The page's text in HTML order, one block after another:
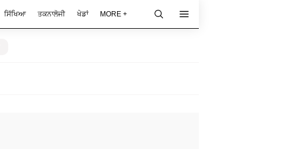
ਸਿੱਖਿਆ ਤਕਨਾਲੋਜੀ ਖੇਡਾਂ MORE +